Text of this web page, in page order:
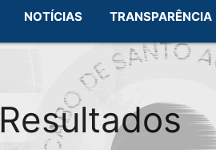
NOTÍCIAS TRANSPARÊNCIA
Resultados